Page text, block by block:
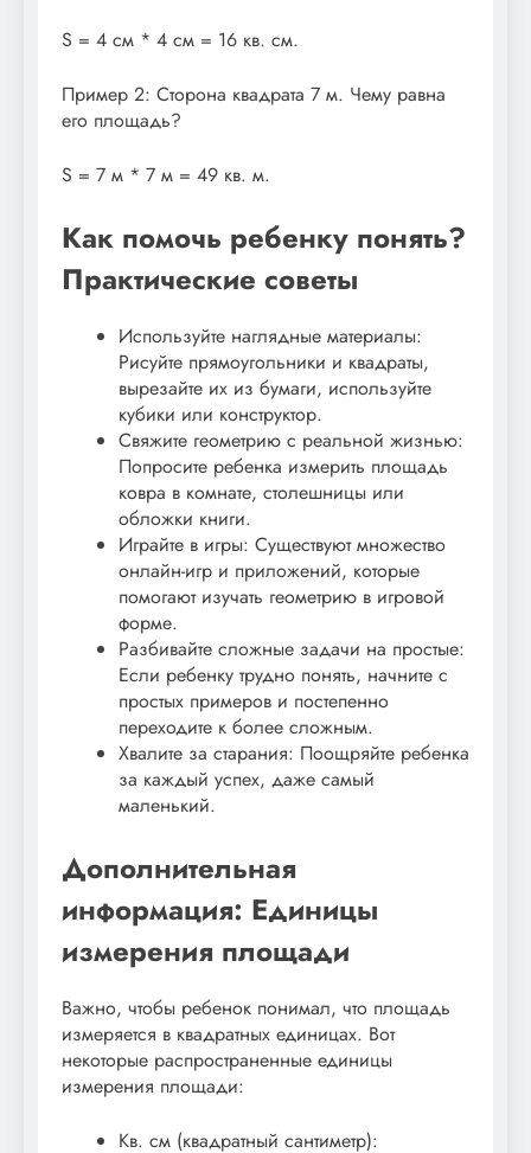
S = 4 см * 4 см = 16 кв. см.
Пример 2: Сторона квадрата 7 м. Чему равна
его площадь?
S = 7 м * 7 м = 49 кв. м.
Как помочь ребенку понять?
Практические советы
Используйте наглядные материалы:
Рисуйте прямоугольники и квадраты,
вырезайте их из бумаги, используйте
кубики или конструктор.
Свяжите геометрию с реальной жизнью:
Попросите ребенка измерить площадь
ковра в комнате, столешницы или
обложки книги.
Играйте в игры: Существуют множество
онлайн-игр и приложений, которые
помогают изучать геометрию в игровой
форме.
Разбивайте сложные задачи на простые:
Если ребенку трудно понять, начните с
простых примеров и постепенно
переходите к более сложным.
Хвалите за старания: Поощряйте ребенка
за каждый успех, даже самый
маленький.
Дополнительная
информация: Единицы
измерения площади
Важно, чтобы ребенок понимал, что площадь
измеряется в квадратных единицах. Вот
некоторые распространенные единицы
измерения площади:
Кв. см (квадратный сантиметр):